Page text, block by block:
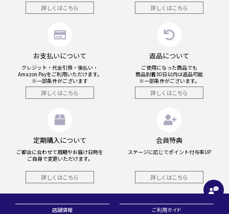
詳しくはこちら 詳しくはこちら
お支払いについて
クレジット・代金引換・後払い・
Amazon Payをご利用いただけます。
※一部条件がございます
詳しくはこちら
返品について
ご使用になった商品でも
商品到着30日以内は返品可能
※一部条件がございます。
詳しくはこちら
定期購入について
ご都合に合わせて周期やお届け日時を
ご自身で変更いただけます。
詳しくはこちら
会員特典
ステージに応じてポイント付与率UP
詳しくはこちら
店舗情報 ご利用ガイド